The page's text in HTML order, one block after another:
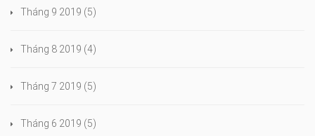
Tháng 9 2019 (5)
Tháng 8 2019 (4)
Tháng 7 2019 (5)
Tháng 6 2019 (5)